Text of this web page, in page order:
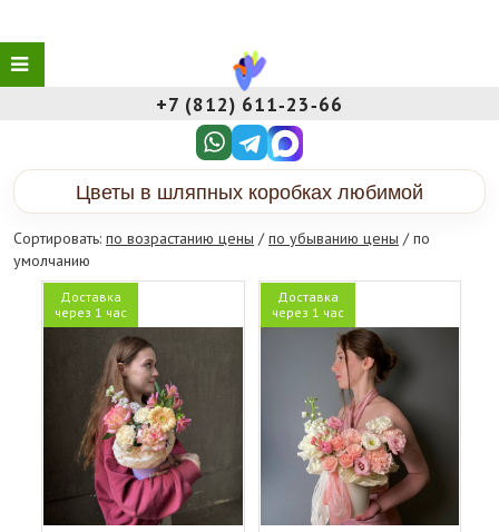
+7 (812) 611‑23‑66
Цветы в шляпных коробках любимой
Сортировать: по возрастанию цены /по убыванию цены / по
умолчанию
Доставка
через 1 час
Доставка
через 1 час